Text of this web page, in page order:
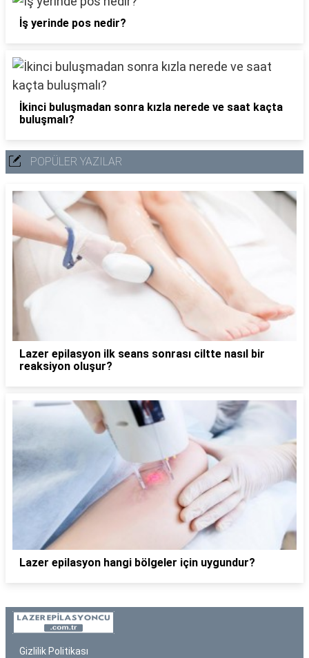
İş yerinde pos nedir?
İkinci buluşmadan sonra kızla nerede ve saat kaçta
buluşmalı?
POPÜLER YAZILAR
Lazer epilasyon ilk seans sonrası ciltte nasıl bir
reaksiyon oluşur?
Lazer epilasyon hangi bölgeler için uygundur?
Gizlilik Politikası